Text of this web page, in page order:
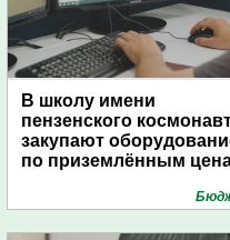
В школу имени
пензенского
закупают
по приземлённым